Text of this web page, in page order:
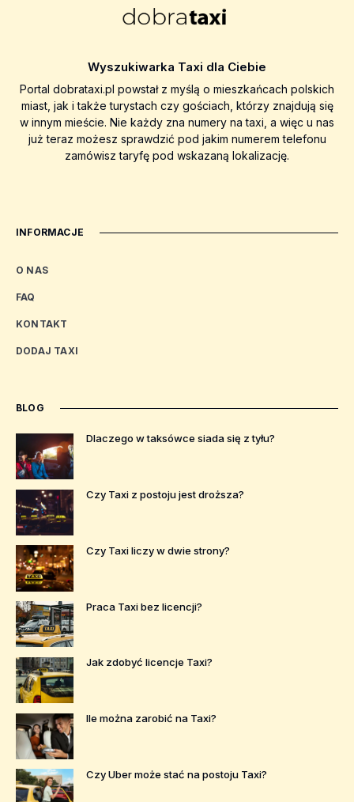
Wyszukiwarka Taxi dla Ciebie
Portal dobrataxi.pl powstał z myślą o mieszkańcach polskich
miast, jak i także turystach czy gościach, którzy znajdują się
w innym mieście. Nie każdy zna numery na taxi, a więc u nas
już teraz możesz sprawdzić pod jakim numerem telefonu
zamówisz taryfę pod wskazaną lokalizację.
INFORMACJE
O NAS
FAQ
KONTAKT
DODAJ TAXI
BLOG
Dlaczego w taksówce siada się z tyłu?
Czy Taxi z postoju jest droższa?
Czy Taxi liczy w dwie strony?
Praca Taxi bez licencji?
Jak zdobyć licencje Taxi?
Ile można zarobić na Taxi?
Czy Uber może stać na postoju Taxi?